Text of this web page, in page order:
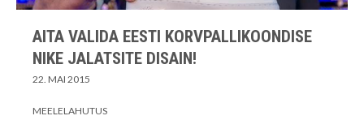
AITA VALIDA EESTI KORVPALLIKOONDISE
NIKE JALATSITE DISAIN!
22. MAI 2015
MEELELAHUTUS